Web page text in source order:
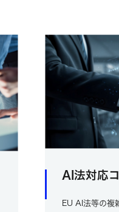
AI法対応
EU AI法等の複